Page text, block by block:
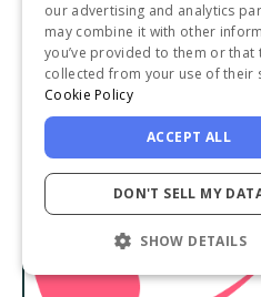
our advertising and analytics
may combine it with other
you’ve provided to them or that
collected from your use of their
Cookie Policy
ACCEPT ALL
DON'T SELL MY
SHOW DETAILS